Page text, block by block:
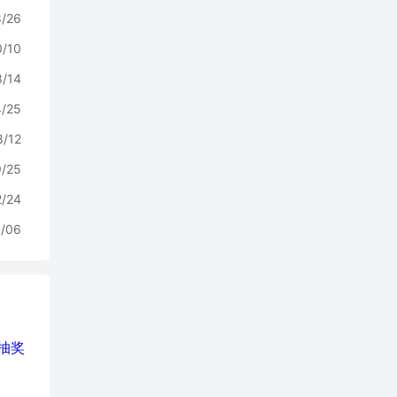
26
10
14
25
12
25
24
06